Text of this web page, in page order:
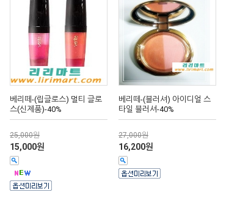
베리떼-(립글로스) 멀티 글로
스(신제품)-40%
25,000원
15,000원
베리떼-(블러셔) 아이디얼 스
타일 블러셔-40%
27,000원
16,200원